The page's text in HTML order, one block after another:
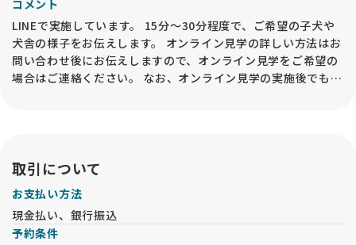
コメント
LINEで実施しています。 15分～30分程度で、ご希望の子犬や
犬舎の様子をお伝えします。 オンライン見学の詳しい方法はお
問い合わせ後にお伝えしますので、オンライン見学をご希望の
場合はご連絡ください。 なお、オンライン見学の実施後でも、
取引について
お支払い方法
現金払い、銀行振込
予約条件